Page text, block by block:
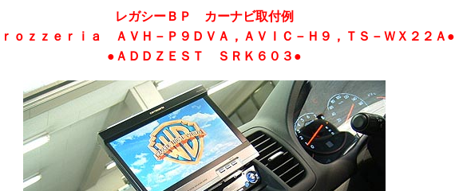
レガシーＢＰ
カーナビ取付例
ｏｚｚｅｒｉａ ＡＶＨ－Ｐ９ＤＶＡ，ＡＶＩＣ－Ｈ９，ＴＳ－ＷＸ２２Ａ●
●ＡＤＤＺＥＳＴ ＳＲＫ６０３●